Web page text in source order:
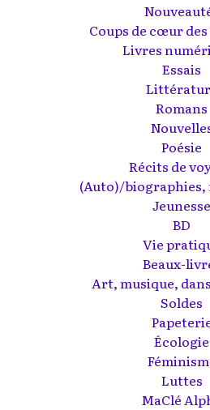
Coups de cœur
Livres
Essais
Romans
Poésie
Récits de
(Auto)/biographies,
Jeunesse
BD
Vie
Beaux-
Art, musique,
Soldes
Écologie
Luttes
MaClé